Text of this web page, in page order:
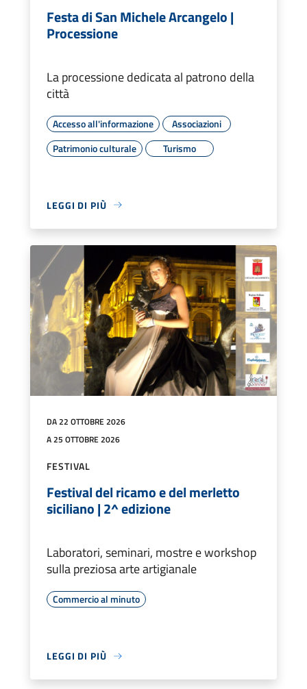
Festa di San Michele Arcangelo |
Processione
La processione dedicata al patrono della
città
Accesso all'informazione
Associazioni
Patrimonio culturale
Turismo
LEGGI DI PIÙ
DA 22 OTTOBRE 2026
A 25 OTTOBRE 2026
FESTIVAL
Festival del ricamo e del merletto
siciliano | 2^ edizione
Laboratori, seminari, mostre e workshop
sulla preziosa arte artigianale
Commercio al minuto
LEGGI DI PIÙ